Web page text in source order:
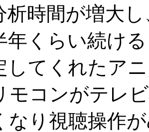
時間が増大し
年くらい続け
してくれたア
モコンがテレ
なり視聴操作